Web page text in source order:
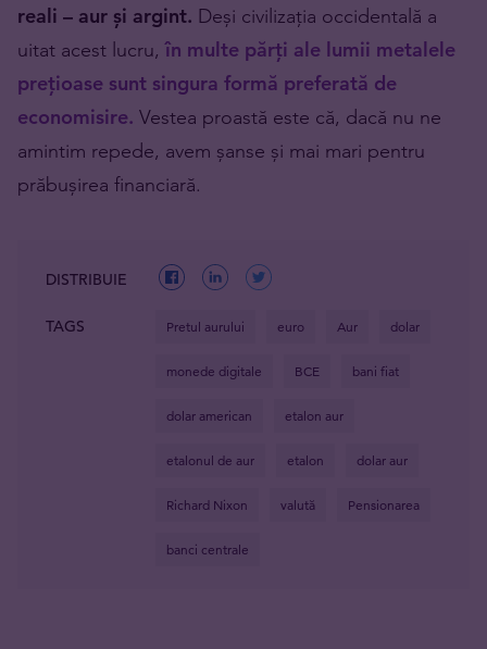
reali – aur și argint. Deși civilizația occidentală a
uitat acest lucru, în multe părți ale lumii metalele
prețioase sunt singura formă preferată de
economisire. Vestea proastă este că, dacă nu ne
amintim repede, avem șanse și mai mari pentru
prăbușirea financiară.
DISTRIBUIE
TAGS Pretul aurului euro Aur dolar
monede digitale BCE bani fiat
dolar american etalon aur
etalonul de aur etalon dolar aur
Richard Nixon valută Pensionarea
banci centrale